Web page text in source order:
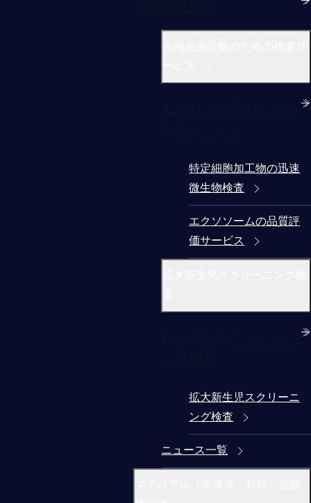
特定細胞加工物の迅速
微生物検査
エクソソームの品質評
価サービス
拡大新生児スクリーニ
ング検査
ニュース一覧